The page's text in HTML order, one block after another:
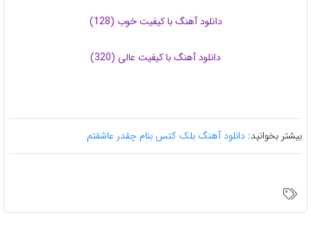
دانلود آهنگ با کیفیت خوب (128)
دانلود آهنگ با کیفیت عالی (320)
بیشتر بخوانید: دانلود آهنگ بلک کتس بنام چقدر عاشقتم